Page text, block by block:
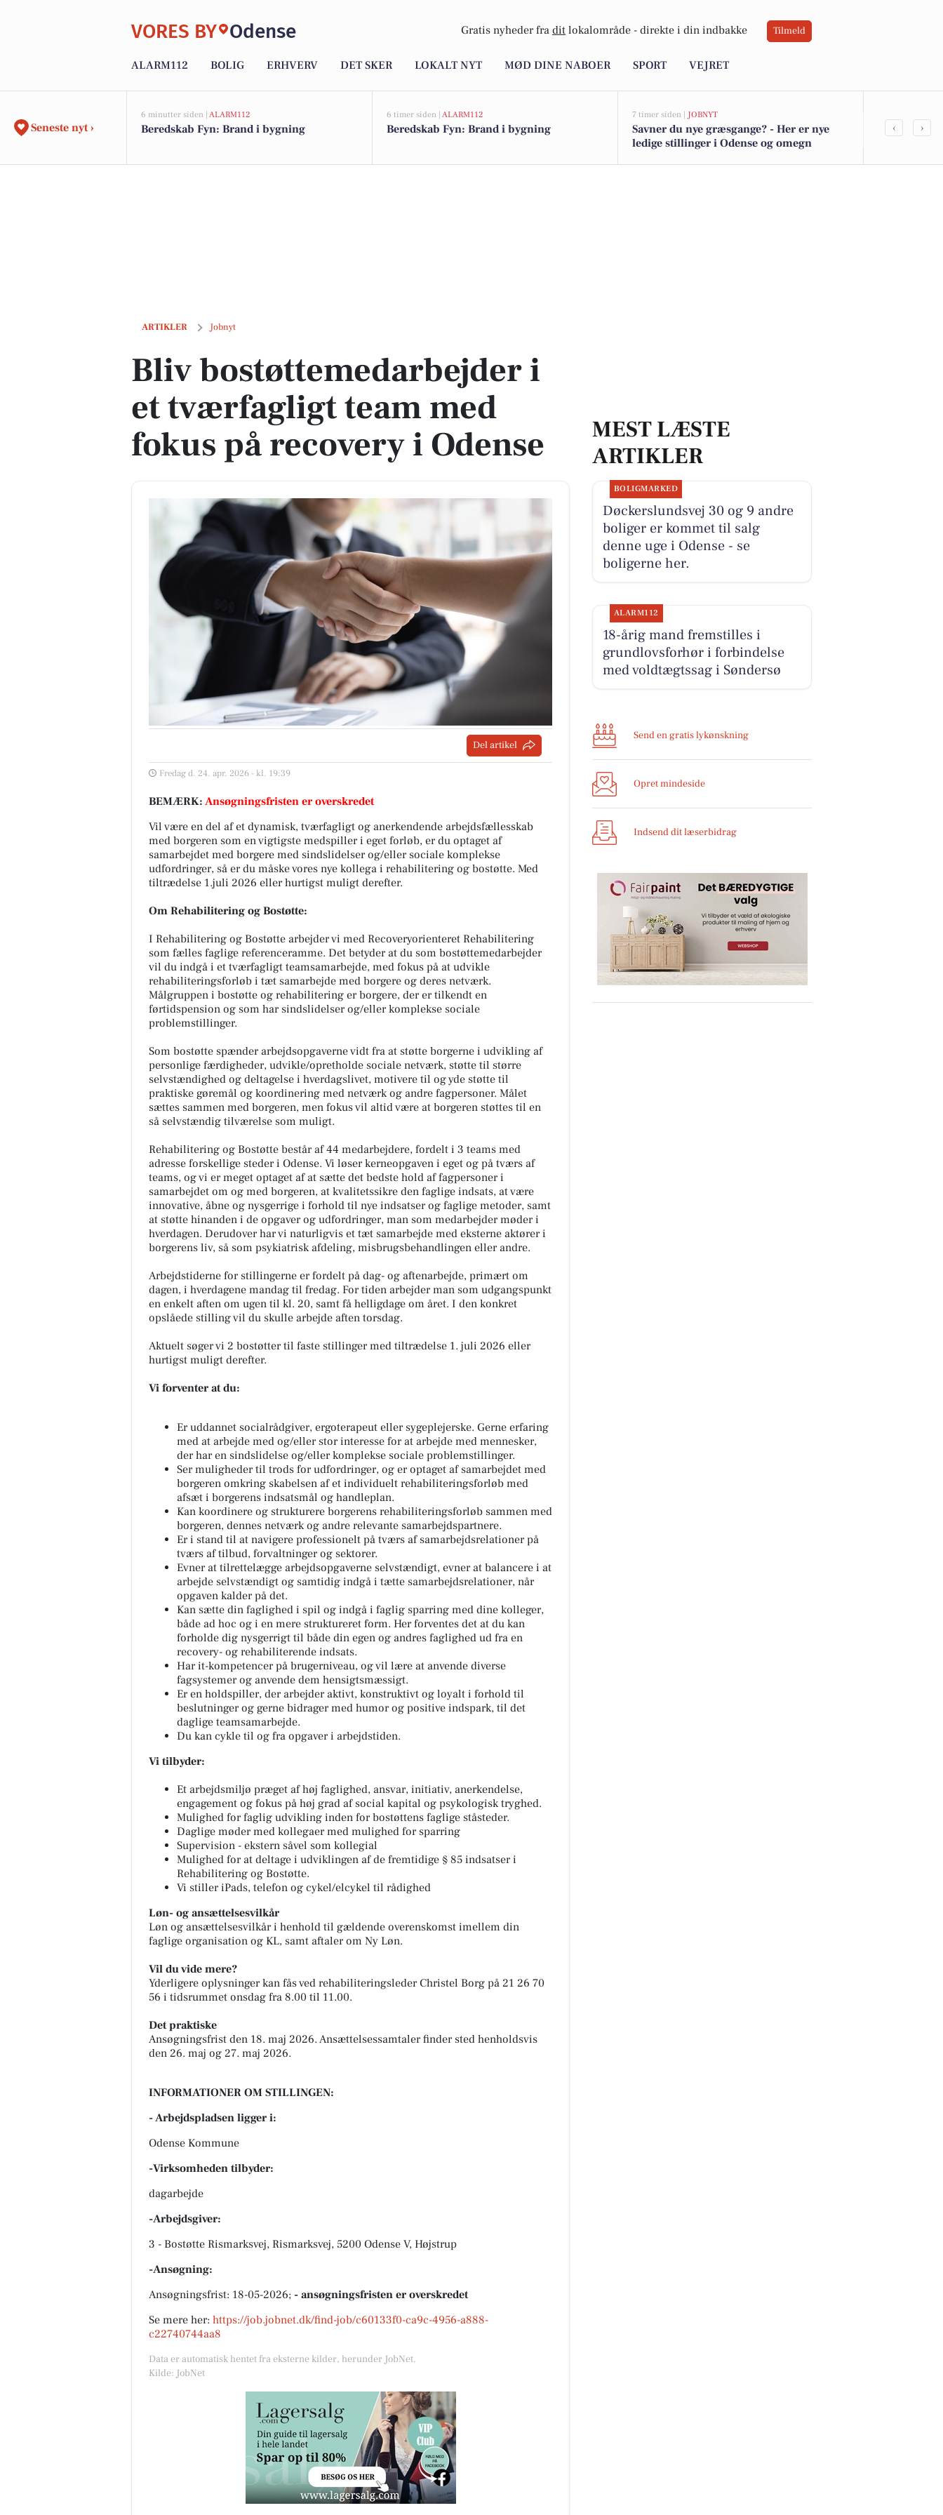
VORES BY Odense Gratis nyheder fra dit lokalområde - direkte i din indbakke Tilmeld
ALARM112 BOLIG ERHVERV DET SKER LOKALT NYT MØD DINE NABOER SPORT VEJRET
Seneste nyt ›
6 minutter siden | ALARM112
Beredskab Fyn: Brand i bygning
6 timer siden | ALARM112
Beredskab Fyn: Brand i bygning
7 timer siden | JOBNYT
Savner du nye græsgange? - Her er nye
ledige stillinger i Odense og omegn
‹ ›
ARTIKLER Jobnyt
Bliv bostøttemedarbejder i et tværfagligt team med fokus på recovery i Odense
Bliv bostøttemedarbejder i
et tværfagligt team med
fokus på recovery i Odense
Del artikel
Fredag d. 24. apr. 2026 - kl. 19:39
BEMÆRK: Ansøgningsfristen er overskredet
Vil være en del af et dynamisk, tværfagligt og anerkendende arbejdsfællesskab
med borgeren som en vigtigste medspiller i eget forløb, er du optaget af
samarbejdet med borgere med sindslidelser og/eller sociale komplekse
udfordringer, så er du måske vores nye kollega i rehabilitering og bostøtte. Med
tiltrædelse 1.juli 2026 eller hurtigst muligt derefter.
Om Rehabilitering og Bostøtte:
I Rehabilitering og Bostøtte arbejder vi med Recoveryorienteret Rehabilitering
som fælles faglige referenceramme. Det betyder at du som bostøttemedarbejder
vil du indgå i et tværfagligt teamsamarbejde, med fokus på at udvikle
rehabiliteringsforløb i tæt samarbejde med borgere og deres netværk.
Målgruppen i bostøtte og rehabilitering er borgere, der er tilkendt en
førtidspension og som har sindslidelser og/eller komplekse sociale
problemstillinger.
Som bostøtte spænder arbejdsopgaverne vidt fra at støtte borgerne i udvikling af
personlige færdigheder, udvikle/opretholde sociale netværk, støtte til større
selvstændighed og deltagelse i hverdagslivet, motivere til og yde støtte til
praktiske gøremål og koordinering med netværk og andre fagpersoner. Målet
sættes sammen med borgeren, men fokus vil altid være at borgeren støttes til en
så selvstændig tilværelse som muligt.
Rehabilitering og Bostøtte består af 44 medarbejdere, fordelt i 3 teams med
adresse forskellige steder i Odense. Vi løser kerneopgaven i eget og på tværs af
teams, og vi er meget optaget af at sætte det bedste hold af fagpersoner i
samarbejdet om og med borgeren, at kvalitetssikre den faglige indsats, at være
innovative, åbne og nysgerrige i forhold til nye indsatser og faglige metoder, samt
at støtte hinanden i de opgaver og udfordringer, man som medarbejder møder i
hverdagen. Derudover har vi naturligvis et tæt samarbejde med eksterne aktører i
borgerens liv, så som psykiatrisk afdeling, misbrugsbehandlingen eller andre.
Arbejdstiderne for stillingerne er fordelt på dag- og aftenarbejde, primært om
dagen, i hverdagene mandag til fredag. For tiden arbejder man som udgangspunkt
en enkelt aften om ugen til kl. 20, samt få helligdage om året. I den konkret
opslåede stilling vil du skulle arbejde aften torsdag.
Aktuelt søger vi 2 bostøtter til faste stillinger med tiltrædelse 1. juli 2026 eller
hurtigst muligt derefter.
Vi forventer at du:
Er uddannet socialrådgiver, ergoterapeut eller sygeplejerske. Gerne erfaring
med at arbejde med og/eller stor interesse for at arbejde med mennesker,
der har en sindslidelse og/eller komplekse sociale problemstillinger.
Ser muligheder til trods for udfordringer, og er optaget af samarbejdet med
borgeren omkring skabelsen af et individuelt rehabiliteringsforløb med
afsæt i borgerens indsatsmål og handleplan.
Kan koordinere og strukturere borgerens rehabiliteringsforløb sammen med
borgeren, dennes netværk og andre relevante samarbejdspartnere.
Er i stand til at navigere professionelt på tværs af samarbejdsrelationer på
tværs af tilbud, forvaltninger og sektorer.
Evner at tilrettelægge arbejdsopgaverne selvstændigt, evner at balancere i at
arbejde selvstændigt og samtidig indgå i tætte samarbejdsrelationer, når
opgaven kalder på det.
Kan sætte din faglighed i spil og indgå i faglig sparring med dine kolleger,
både ad hoc og i en mere struktureret form. Her forventes det at du kan
forholde dig nysgerrigt til både din egen og andres faglighed ud fra en
recovery- og rehabiliterende indsats.
Har it-kompetencer på brugerniveau, og vil lære at anvende diverse
fagsystemer og anvende dem hensigtsmæssigt.
Er en holdspiller, der arbejder aktivt, konstruktivt og loyalt i forhold til
beslutninger og gerne bidrager med humor og positive indspark, til det
daglige teamsamarbejde.
Du kan cykle til og fra opgaver i arbejdstiden.
Vi tilbyder:
Et arbejdsmiljø præget af høj faglighed, ansvar, initiativ, anerkendelse,
engagement og fokus på høj grad af social kapital og psykologisk tryghed.
Mulighed for faglig udvikling inden for bostøttens faglige ståsteder.
Daglige møder med kollegaer med mulighed for sparring
Supervision - ekstern såvel som kollegial
Mulighed for at deltage i udviklingen af de fremtidige § 85 indsatser i
Rehabilitering og Bostøtte.
Vi stiller iPads, telefon og cykel/elcykel til rådighed
Løn- og ansættelsesvilkår
Løn og ansættelsesvilkår i henhold til gældende overenskomst imellem din
faglige organisation og KL, samt aftaler om Ny Løn.
Vil du vide mere?
Yderligere oplysninger kan fås ved rehabiliteringsleder Christel Borg på 21 26 70
56 i tidsrummet onsdag fra 8.00 til 11.00.
Det praktiske
Ansøgningsfrist den 18. maj 2026. Ansættelsessamtaler finder sted henholdsvis
den 26. maj og 27. maj 2026.
INFORMATIONER OM STILLINGEN:
- Arbejdspladsen ligger i:
Odense Kommune
-Virksomheden tilbyder:
dagarbejde
-Arbejdsgiver:
3 - Bostøtte Rismarksvej, Rismarksvej, 5200 Odense V, Højstrup
-Ansøgning:
Ansøgningsfrist: 18-05-2026; - ansøgningsfristen er overskredet
Se mere her: https://job.jobnet.dk/find-job/c60133f0-ca9c-4956-a888-
c22740744aa8
Data er automatisk hentet fra eksterne kilder, herunder JobNet.
Kilde: JobNet
MEST LÆSTE
ARTIKLER
BOLIGMARKED
Døckerslundsvej 30 og 9 andre
boliger er kommet til salg
denne uge i Odense - se
boligerne her.
ALARM112
18-årig mand fremstilles i
grundlovsforhør i forbindelse
med voldtægtssag i Søndersø
Send en gratis lykønskning
Opret mindeside
Indsend dit læserbidrag